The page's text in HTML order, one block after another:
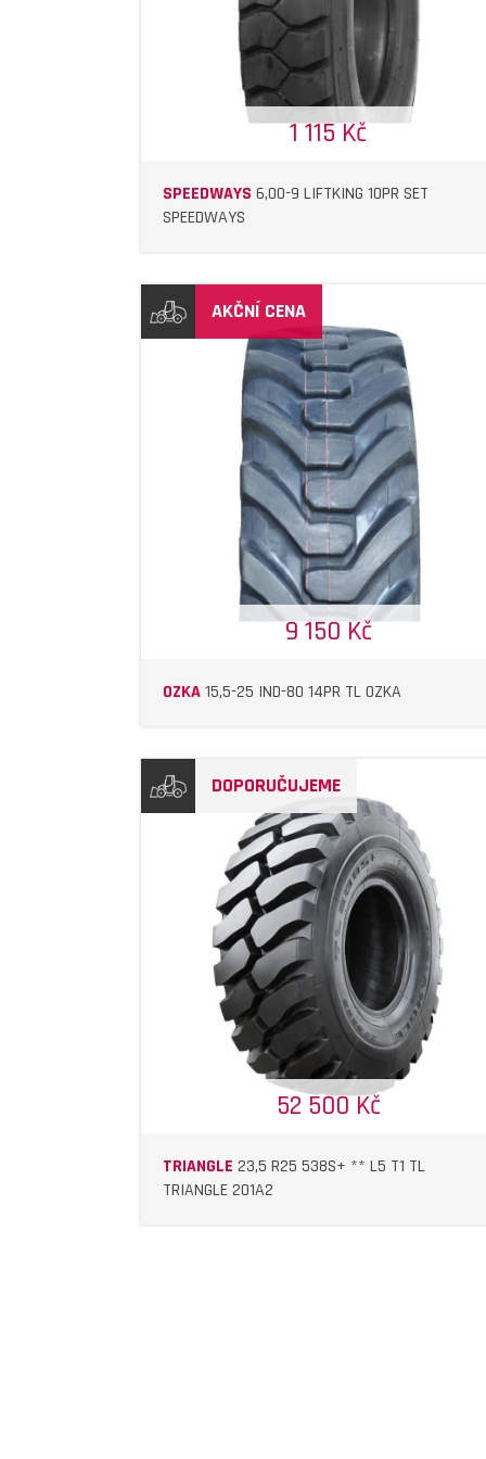
1 115 Kč
SPEEDWAYS 6,00-9 LIFTKING 10PR SET
SPEEDWAYS
AKČNÍ CENA
9 150 Kč
OZKA15,5-25 IND-80 14PR TL OZKA
DETAIL
DOPORUČUJEME
52 500 Kč
TRIANGLE 23,5 R25 538S+ ** L5 T1 TL
TRIANGLE 201A2
DETAIL